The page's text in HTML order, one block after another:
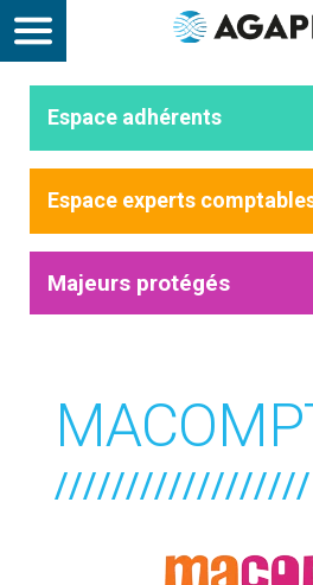
Espace adhérents
Espace experts
Majeurs protégés
//////////////////